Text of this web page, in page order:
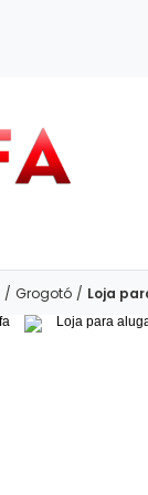
/ Grogotó / Loja